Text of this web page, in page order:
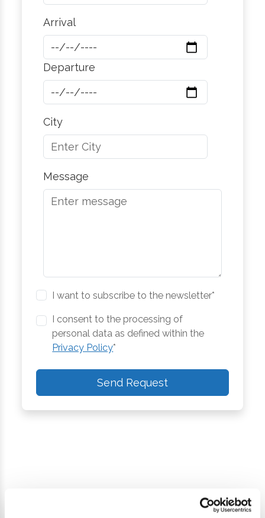
Arrival
Departure
City
Message
I want to subscribe to the newsletter*
I consent to the processing of
personal data as defined within the
Privacy Policy*
Send Request